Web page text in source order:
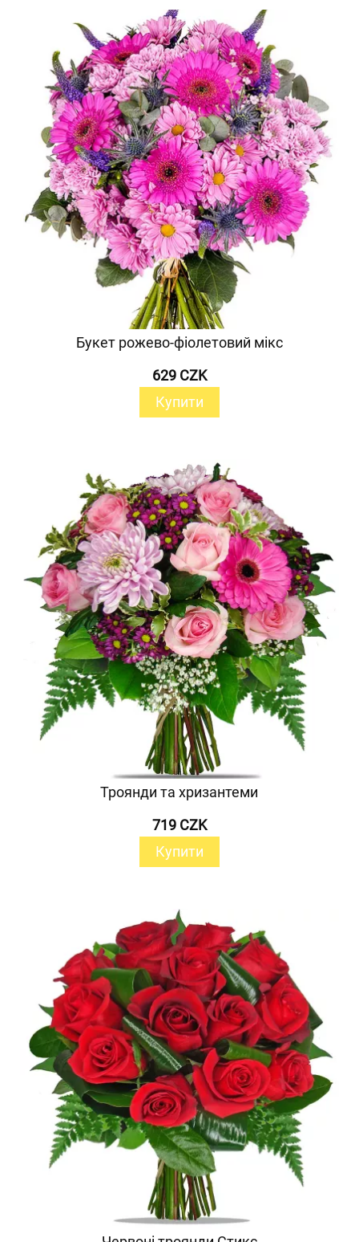
Букет рожево-фіолетовий мікс
629 CZK
Купити
Троянди та хризантеми
719 CZK
Купити